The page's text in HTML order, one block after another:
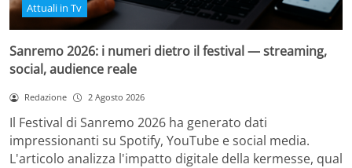
Attuali in Tv
Sanremo 2026: i numeri dietro il festival — streaming,
social, audience reale
Redazione 2 Agosto 2026
Il Festival di Sanremo 2026 ha generato dati
impressionanti su Spotify, YouTube e social media.
L'articolo analizza l'impatto digitale della kermesse, qual